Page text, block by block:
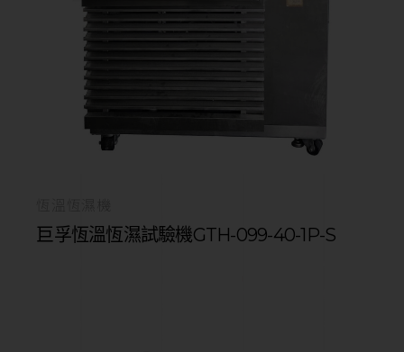
巨孚恆溫恆濕試驗機GTH-099-40-1P-S